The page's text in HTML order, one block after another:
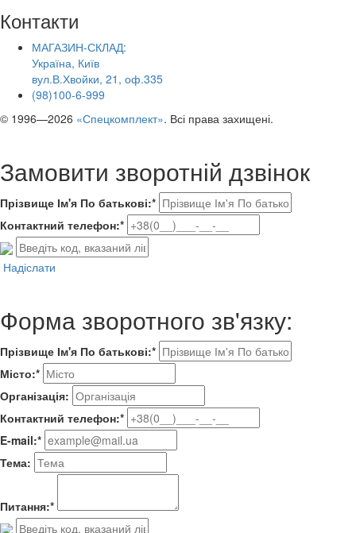
Контакти
МАГАЗИН-СКЛАД:
Україна, Київ
вул.В.Хвойки, 21, оф.335
(98)100-6-999
© 1996—2026 «Спецкомплект». Всі права захищені.
Замовити зворотній дзвінок
Прізвище Ім'я По батькові:*
Контактний телефон:*
Надіслати
Форма зворотного зв'язку:
Прізвище Ім'я По батькові:*
Місто:*
Організація:
Контактний телефон:*
E-mail:*
Тема:
Питання:*